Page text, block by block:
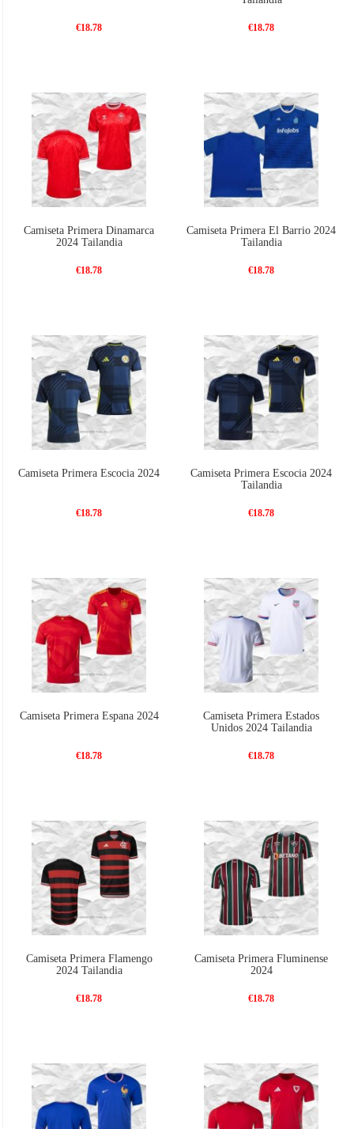
€18.78 €18.78
Camiseta Primera Dinamarca
2024 Tailandia
€18.78
Camiseta Primera El Barrio 2024
Tailandia
€18.78
Camiseta Primera Escocia 2024
€18.78
Camiseta Primera Escocia 2024
Tailandia
€18.78
Camiseta Primera Espana 2024
€18.78
Camiseta Primera Estados
Unidos 2024 Tailandia
€18.78
Camiseta Primera Flamengo
2024 Tailandia
€18.78
Camiseta Primera Fluminense
2024
€18.78